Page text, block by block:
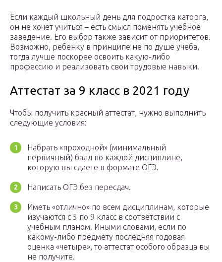
Если каждый школьный день для подростка каторга,
он не хочет учиться – есть смысл поменять учебное
заведение. Его выбор также зависит от приоритетов.
Возможно, ребенку в принципе не по душе учеба,
тогда лучше поскорее освоить какую-либо
профессию и реализовать свои трудовые навыки.
Аттестат за 9 класс в 2021 году
Чтобы получить красный аттестат, нужно выполнить
следующие условия:
Набрать «проходной» (минимальный
первичный) балл по каждой дисциплине,
которую вы сдаете в формате ОГЭ.
Написать ОГЭ без пересдач.
Иметь «отлично» по всем дисциплинам, которые
изучаются с 5 по 9 класс в соответствии с
учебным планом. Иными словами, если по
какому-либо предмету последняя годовая
оценка «четыре», то аттестат особого образца вы
не получите.